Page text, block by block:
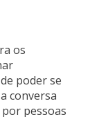
os
poder se
conversa
pessoas